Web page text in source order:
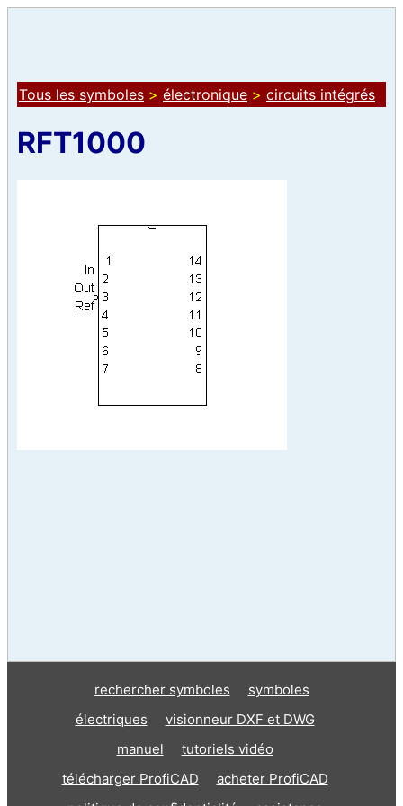
Tous les symboles > électronique > circuits intégrés
RFT1000
rechercher symboles
symboles
électriques
visionneur DXF et DWG
manuel
tutoriels vidéo
télécharger ProfiCAD
acheter ProfiCAD